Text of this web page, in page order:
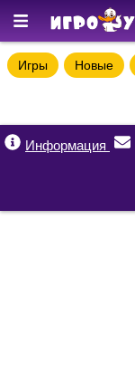
Игры Новые
Информация